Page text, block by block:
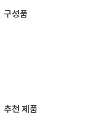
구성품
추천 제품